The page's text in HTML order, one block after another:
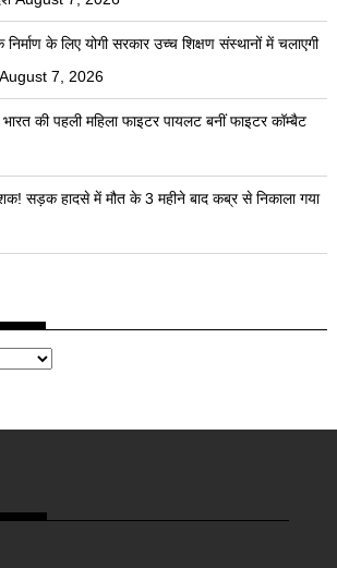
के लिए योगी सरकार उच्च शिक्षण संस्थानों में चलाएगी
August 7, 2026
की पहली महिला फाइटर पायलट बनीं फाइटर कॉम्बैट
सड़क हादसे में मौत के 3 महीने बाद कब्र से निकाला गया